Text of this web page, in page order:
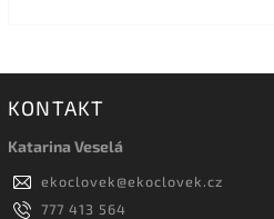
KONTAKT
Katarina Veselá
ekoclovek@ekoclovek.cz
777 413 564